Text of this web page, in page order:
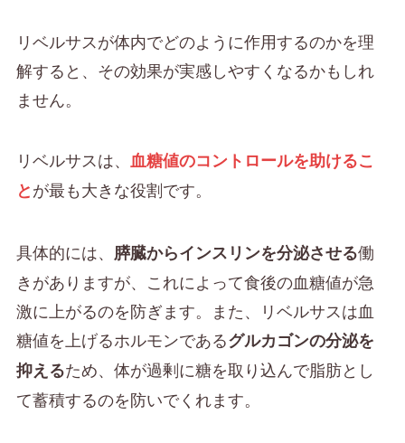
リベルサスが体内でどのように作用するのかを理
解すると、その効果が実感しやすくなるかもしれ
ません。
リベルサスは、 血糖値のコントロールを助けるこ
とが最も大きな役割です。
具体的には、 膵臓からインスリンを分泌させる働
きがありますが、これによって食後の血糖値が急
激に上がるのを防ぎます。また、リベルサスは血
糖値を上げるホルモンであるグルカゴンの分泌を
抑えるため、体が過剰に糖を取り込んで脂肪とし
て蓄積するのを防いでくれます。